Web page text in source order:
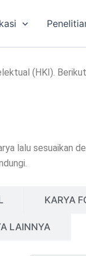
(HKI).
lalu sesuaikan
KARYA
LAINNYA